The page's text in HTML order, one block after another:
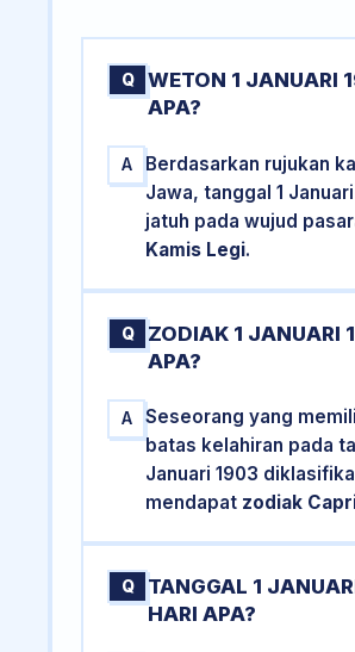
Q
WETON 1 JANUARI
APA?
A
Berdasarkan rujukan
Jawa, tanggal 1
jatuh pada wujud
Kamis Legi.
Q
ZODIAK 1 JANUARI
APA?
A
Seseorang yang
batas kelahiran pada
Januari 1903
mendapat zodiak
Q
TANGGAL 1
HARI APA?